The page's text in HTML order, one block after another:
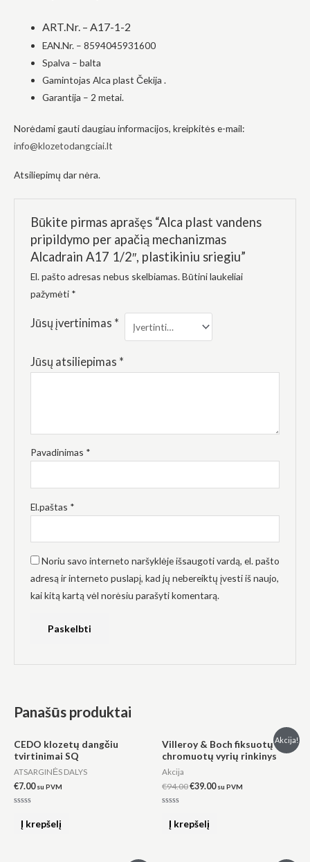
ART.Nr. – A17-1-2
EAN.Nr. – 8594045931600
Spalva – balta
Gamintojas Alca plast Čekija .
Garantija – 2 metai.
Norėdami gauti daugiau informacijos, kreipkitės e-mail:
info@klozetodangciai.lt
Atsiliepimų dar nėra.
Būkite pirmas aprašęs “Alca plast vandens
pripildymo per apačią mechanizmas
Alcadrain A17 1/2″, plastikiniu sriegiu”
El. pašto adresas nebus skelbiamas.Būtini laukeliai
pažymėti *
Jūsų įvertinimas *
Jūsų atsiliepimas *
Pavadinimas *
El.paštas *
Noriu savo interneto naršyklėje išsaugoti vardą, el. pašto
adresą ir interneto puslapį, kad jų nebereiktų įvesti iš naujo,
kai kitą kartą vėl norėsiu parašyti komentarą.
Panašūs produktai
CEDO klozetų dangčiu
tvirtinimai SQ
ATSARGINĖS DALYS
€7.00 su PVM
Į krepšelį
Akcija!
Villeroy & Boch fiksuotų
chromuotų vyrių rinkinys
Akcija
€94.00
price
was:
€39.00
price
is:
su PVM
Į krepšelį
kai kurios
funkcijos iš
išnyks.
savo
pomėgiais ir
lankotės
mūsų
galimybę
pamatyti
suasmenintą
turinį ir
pasiūlymus.